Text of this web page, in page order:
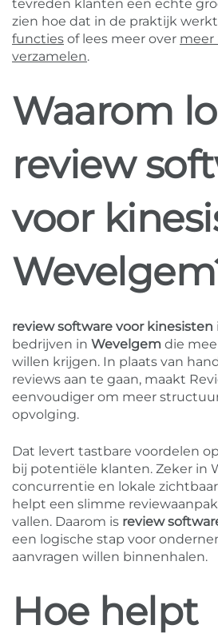
tevreden klanten een echte
zien hoe dat in de praktijk
functies of lees meer over meer
verzamelen.
Waarom
review
voor
review software voor kinesisten
bedrijven in Wevelgem die
willen krijgen. In plaats van
reviews aan te gaan, maakt
eenvoudiger om meer
opvolging.
Dat levert tastbare voordelen
bij potentiële klanten. Zeker in
concurrentie en lokale
helpt een slimme
vallen. Daarom is review
een logische stap voor
aanvragen willen binnenhalen.
Hoe helpt